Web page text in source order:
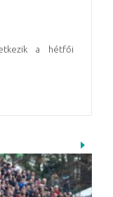
a hétfői